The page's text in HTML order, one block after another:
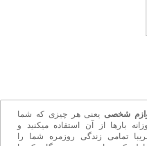
شخصییعنی هر چیزی که شما
روزانه بارها از آن استفاده میکنید و
تقریبا تمامی زندگی روزمره شما را
احاطه کرده است. صبح هنگام که با
طلوع خورشید از خواب بیدار می
شوید،از همان ثانیه های اول ، روز خود را